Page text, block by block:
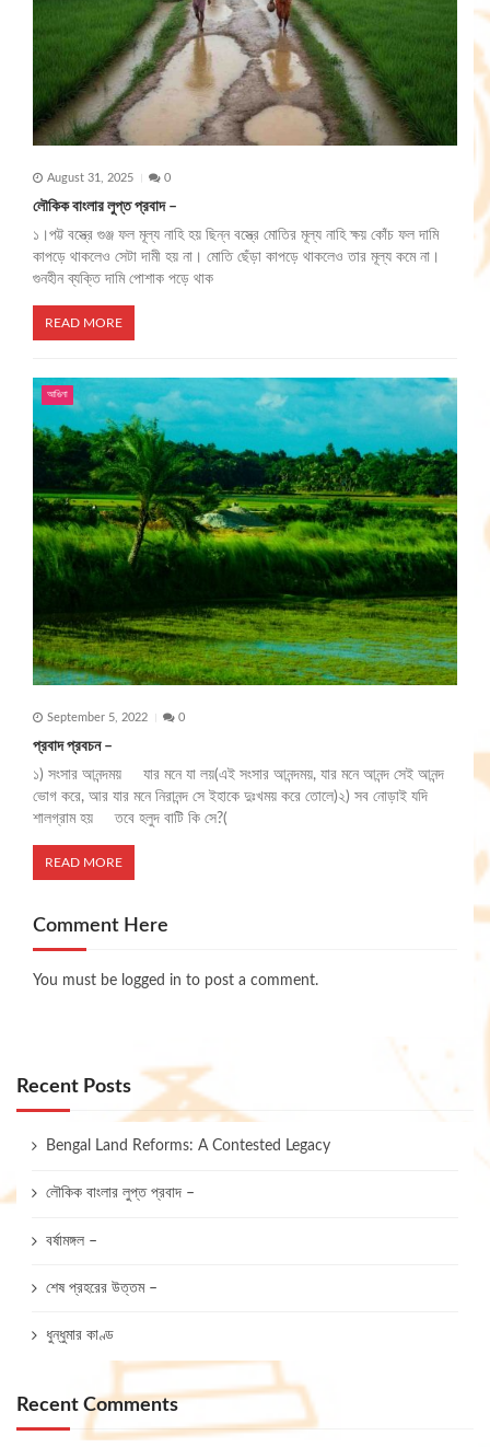
August 31, 2025 0
লৌকিক বাংলার লুপ্ত প্রবাদ –
১।পট্ট বস্ত্রে গুঞ্জ ফল মূল্য নাহি হয় ছিন্ন বস্ত্রে মোতির মূল্য নাহি ক্ষয় কোঁচ ফল দামি
কাপড়ে থাকলেও সেটা দামী হয় না। মোতি ছেঁড়া কাপড়ে থাকলেও তার মূল্য কমে না।
গুনহীন ব্যক্তি দামি পোশাক পড়ে থাক
READ MORE
আঙিনা
September 5, 2022 0
প্রবাদ প্রবচন –
১) সংসার আনন্দময় যার মনে যা লয়(এই সংসার আনন্দময়, যার মনে আনন্দ সেই আনন্দ
ভোগ করে, আর যার মনে নিরানন্দ সে ইহাকে দুঃখময় করে তোলে)২) সব নোড়াই যদি
শালগ্রাম হয় তবে হলুদ বাটি কি সে?(
READ MORE
Comment Here
You must be logged in to post a comment.
Recent Posts
Bengal Land Reforms: A Contested Legacy
লৌকিক বাংলার লুপ্ত প্রবাদ –
বর্ষামঙ্গল –
শেষ প্রহরের উত্তম –
ধুন্ধুমার কাণ্ড
Recent Comments